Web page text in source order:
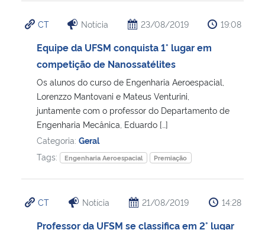
CT Notícia 23/08/2019 19:08
Equipe da UFSM conquista 1° lugar em
competição de Nanossatélites
Os alunos do curso de Engenharia Aeroespacial,
Lorenzzo Mantovani e Mateus Venturini,
juntamente com o professor do Departamento de
Engenharia Mecânica, Eduardo […]
Categoria: Geral
Tags:
Engenharia Aeroespacial Premiação
CT Notícia 21/08/2019 14:28
Professor da UFSM se classifica em 2° lugar